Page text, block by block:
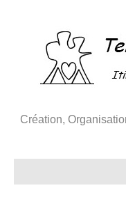
Création,